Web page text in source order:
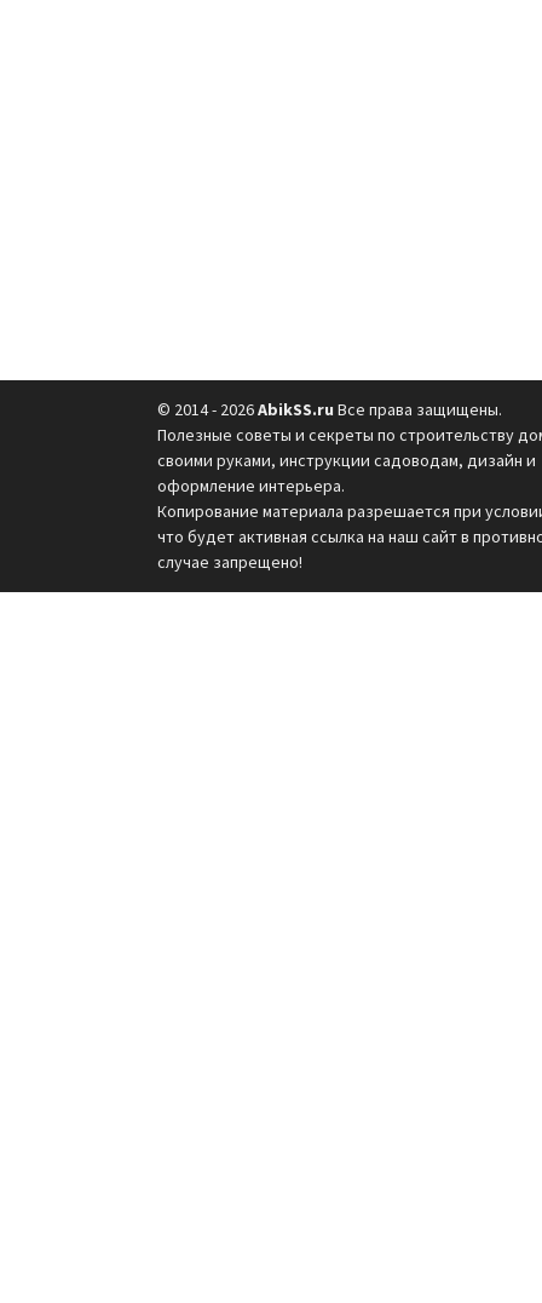
© 2014 - 2026AbikSS.ru Все права защищены.
Полезные советы и секреты по строительству
своими руками, инструкции садоводам, дизайн и
оформление интерьера.
Копирование материала разрешается при
что будет активная ссылка на наш сайт в
случае запрещено!